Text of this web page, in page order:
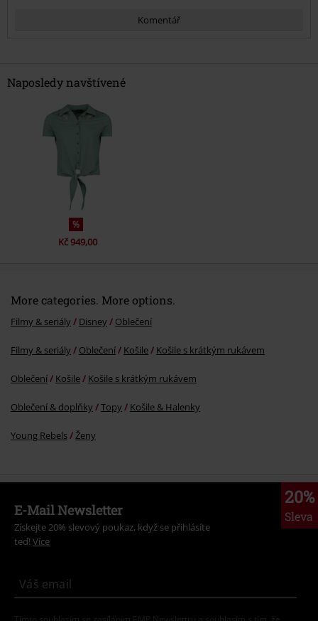
Komentář
Naposledy navštívené
%
Kč 949,00
More categories. More options.
Filmy & seriály Disney Oblečení
Filmy & seriály Oblečení Košile Košile s krátkým rukávem
Oblečení Košile Košile s krátkým rukávem
Oblečení & doplňky Topy Košile & Halenky
Young Rebels Ženy
20%
Sleva
E-Mail Newsletter
Získejte 20% slevový poukaz, když se přihlásíte
teď! Více